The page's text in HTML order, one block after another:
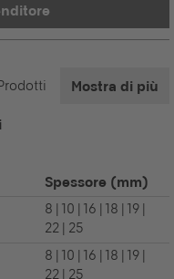
Mostra di più
Spessore (mm)
8 | 10 | 16 | 18 | 19 |
22 | 25
8 | 10 | 16 | 18 | 19 |
22 | 25